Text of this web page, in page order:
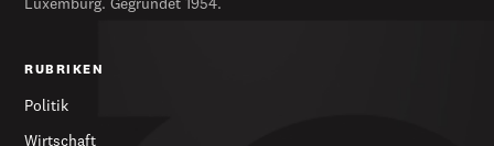
Luxemburg. Gegründet 1954.
RUBRIKEN
Politik
Wirtschaft